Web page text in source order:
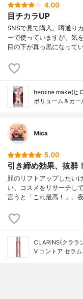
4.00
目チカラUP
SNSで見て購入。噂通り
ーで使っていますが、気
目の下が真っ黒になって
heroine make(ヒ
ボリューム＆カー
Mica
5.00
引き締め効果、抜群！
顔のリフトアップしたい
い、コスメをリサーチし
言うと「これ最高！」。
CLARINS(クララ
V コントア セラム